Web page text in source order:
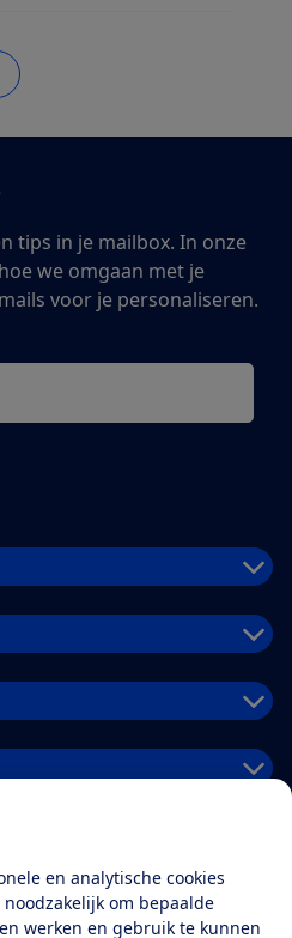
en analytische cookies
om bepaalde
werken en gebruik te kunnen
tips in je mailbox. In onze
we omgaan met je
voor je personaliseren.